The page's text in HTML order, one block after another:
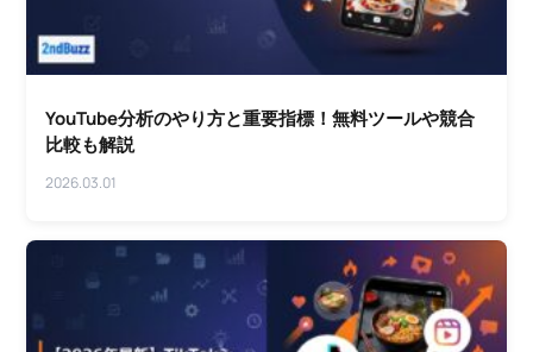
YouTube分析のやり方と重要指標！無料ツールや競合
比較も解説
2026.03.01